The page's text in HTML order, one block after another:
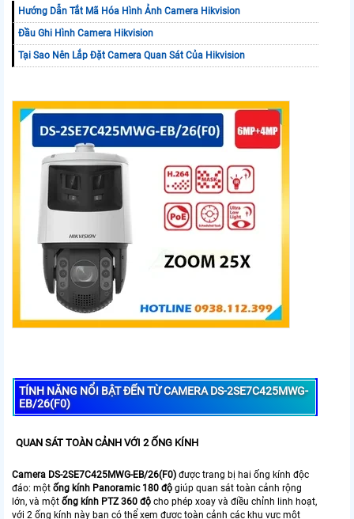
Hướng Dẫn Tắt Mã Hóa Hình Ảnh Camera Hikvision
Đầu Ghi Hình Camera Hikvision
Tại Sao Nên Lắp Đặt Camera Quan Sát Của Hikvision
TÍNH NĂNG NỔI BẬT ĐẾN TỪ CAMERA DS-2SE7C425MWG-
EB/26(F0)
QUAN SÁT TOÀN CẢNH VỚI 2 ỐNG KÍNH
Camera DS-2SE7C425MWG-EB/26(F0) được trang bị hai ống kính độc
đáo: một ống kính Panoramic 180 độ giúp quan sát toàn cảnh rộng
lớn, và một ống kính PTZ 360 độ cho phép xoay và điều chỉnh linh hoạt,
với 2 ống kính này bạn có thể xem được toàn cảnh các khu vực một